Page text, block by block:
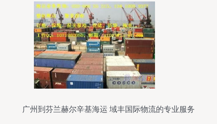
广州到芬兰赫尔辛基海运 域丰国际物流的专业服务